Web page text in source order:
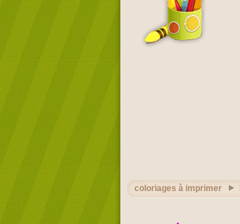
coloriages à imprimer